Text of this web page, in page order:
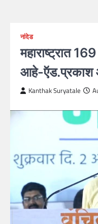
नांदेड
महाराष्ट्रात
आहे-
Kanthak Suryatale